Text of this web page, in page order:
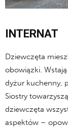
INTERNAT
Dziewczęta
obowiązki.
dyżur kuchenny,
Siostry
dziewczęta
aspektów –